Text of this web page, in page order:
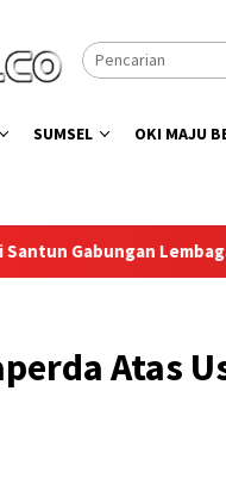
SUMSEL OKI MAJU
Muba Bersatu
Atas